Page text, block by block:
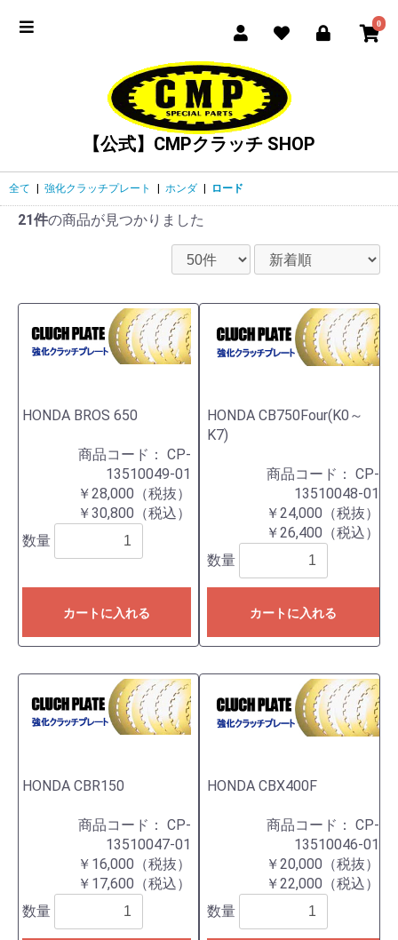
0
【公式】CMPクラッチ SHOP
全て 強化クラッチプレート ホンダ ロード
21件の商品が見つかりました
HONDA BROS 650
商品コード： CP-
13510049-01
￥28,000（税抜）
￥30,800（税込）
数量
カートに入れる
HONDA CB750Four(K0～
K7)
商品コード： CP-
13510048-01
￥24,000（税抜）
￥26,400（税込）
数量
カートに入れる
HONDA CBR150
商品コード： CP-
13510047-01
￥16,000（税抜）
￥17,600（税込）
数量
HONDA CBX400F
商品コード： CP-
13510046-01
￥20,000（税抜）
￥22,000（税込）
数量